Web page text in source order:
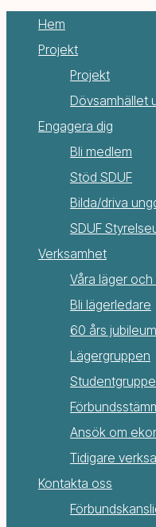
Hem
Projekt
Projekt
Dövsamhället
Engagera dig
Bli medlem
Stöd SDUF
Bilda/driva
SDUF
Verksamhet
Våra läger
Bli lägerledare
60 års jubileum
Lägergruppen
Ansök om
Tidigare
Kontakta oss